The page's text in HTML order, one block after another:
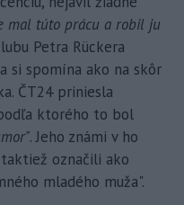
mal túto prácu a robil ju
Petra Rückera
si spomína ako na skôr
ČT24 priniesla
ktorého to bol
. Jeho známi v ho
označili ako
mladého muža".